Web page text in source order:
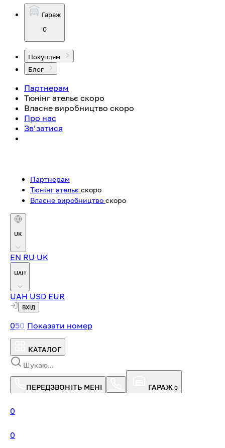
Гараж
0
Покупцям
Блог
Партнерам
Тюнінг ательє скоро
Власне виробництво скоро
Про нас
Зв’затися
Партнерам
Тюнінг ательє скоро
Власне виробництво скоро
UK
EN RU UK
UAH
UAH USD EUR
ВХІД
050 Показати номер
КАТАЛОГ
ПЕРЕДЗВОНІТЬ МЕНІ ГАРАЖ 0
0
0